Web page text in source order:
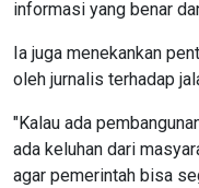
informasi yang benar
Ia juga menekankan
oleh jurnalis terhadap
"Kalau ada
ada keluhan dari
agar pemerintah bisa